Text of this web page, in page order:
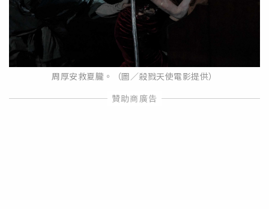
周厚安救夏朧。（圖／殺戮天使電影提供）